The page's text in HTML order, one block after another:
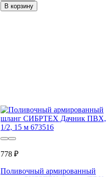
В корзину
778 ₽
Поливочный армированный